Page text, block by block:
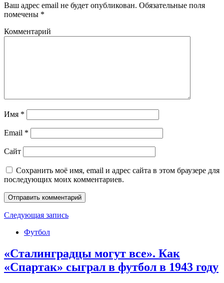
Ваш адрес email не будет опубликован. Обязательные поля
помечены *
Комментарий
Имя *
Email *
Сайт
Сохранить моё имя, email и адрес сайта в этом браузере для
последующих моих комментариев.
Следующая запись
Футбол
«Сталинградцы могут все». Как
«Спартак» сыграл в футбол в 1943 году